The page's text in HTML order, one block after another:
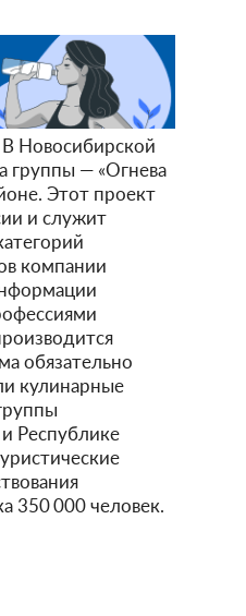
В Новосибирской
группы — «Огнева
Этот проект
и служит
компании
обязательно
кулинарные
Республике
350 000 человек.